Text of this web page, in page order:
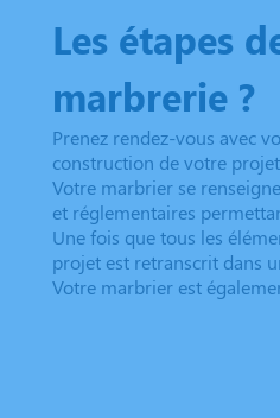
Les étapes
marbrerie ?
Prenez rendez-vous avec
construction de votre
Votre marbrier se
et réglementaires
Une fois que tous les
projet est retranscrit dans
Votre marbrier est